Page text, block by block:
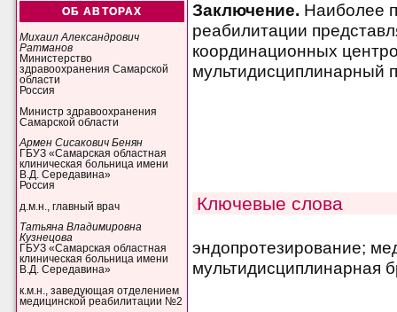
ОБ АВТОРАХ
Михаил Александрович
Ратманов
Министерство
здравоохранения Самарской
области
Россия
Министр здравоохранения
Самарской области
Армен Сисакович Бенян
ГБУЗ «Самарская областная
клиническая больница имени
В.Д. Середавина»
Россия
д.м.н., главный врач
Татьяна Владимировна
Кузнецова
ГБУЗ «Самарская областная
клиническая больница имени
В.Д. Середавина»
к.м.н., заведующая отделением
медицинской реабилитации №2
Заключение. Наиболее
реабилитации
координационных
мультидисциплинарный
Ключевые слова
эндопротезирование;
мультидисциплинарная